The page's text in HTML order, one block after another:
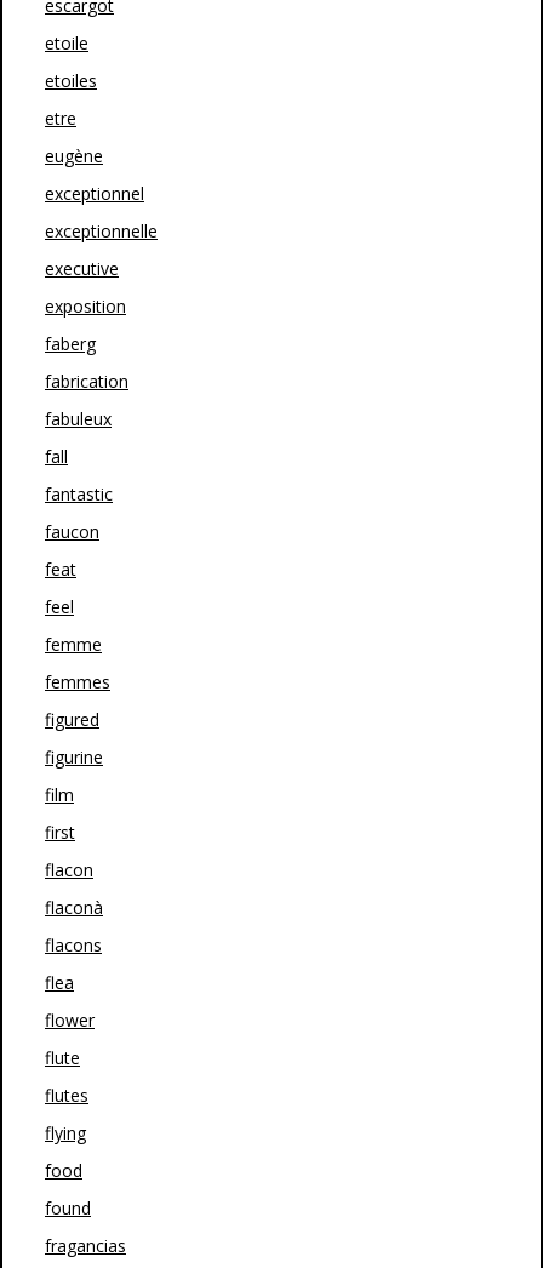
escargot
etoile
etoiles
etre
eugène
exceptionnel
exceptionnelle
executive
exposition
faberg
fabrication
fabuleux
fall
fantastic
faucon
feat
feel
femme
femmes
figured
figurine
film
first
flacon
flaconà
flacons
flea
flower
flute
flutes
flying
food
found
fragancias